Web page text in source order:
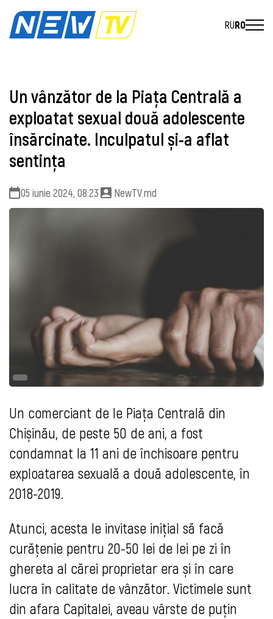
RURO
Un vânzător de la Piața Centrală a
exploatat sexual două adolescente
însărcinate. Inculpatul și-a aflat
sentința
05 iunie 2024, 08:23 NewTV.md
Un comerciant de le Piața Centrală din
Chișinău, de peste 50 de ani, a fost
condamnat la 11 ani de închisoare pentru
exploatarea sexuală a două adolescente, în
2018-2019.
Atunci, acesta le invitase inițial să facă
curățenie pentru 20-50 lei de lei pe zi în
ghereta al cărei proprietar era și în care
lucra în calitate de vânzător. Victimele sunt
din afara Capitalei, aveau vârste de puțin